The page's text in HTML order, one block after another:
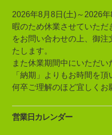
2026年8月8日(土)～2026
暇のため休業させていただ
をお問い合わせの上、御
たします。
また休業期間中にいただ
「納期」よりもお時間を頂
何卒ご理解のほど宜しくお
営業日カレンダー